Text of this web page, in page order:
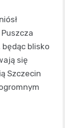
będąc blisko
się
Szczecin